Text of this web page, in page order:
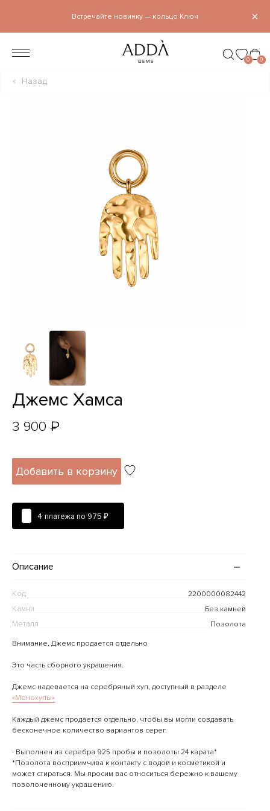
×
Встречайте новинку — кольцо Ключ
0 0
Назад
Джемс Хамса
3 900 ₽
Добавить в корзину
4 платежа по 975 ₽
Описание
Код 2200000082442
Камни Без камней
Металл Позолота
Внимание, Джемс продается отдельно
Это часть сборного украшения.
Джемс надевается на серебряный хуп, доступный в разделе
«Монохупы»
Каждый джемс продается отдельно, чтобы вы могли создавать
бесконечное количество вариантов серег.
· Выполнен из серебра 925 пробы и позолоты 24 карата*
*Позолота восприимчива к контакту с водой и косметикой и
может стираться. Мы просим вас относиться бережно к вашему
позолоченному украшению.